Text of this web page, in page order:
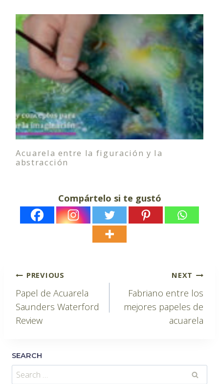
Acuarela entre la figuración y la
abstracción
Compártelo si te gustó
Post
navigation
PREVIOUS
Papel de Acuarela
Saunders Waterford
Review
NEXT
Fabriano entre los
mejores papeles de
acuarela
SEARCH
Search